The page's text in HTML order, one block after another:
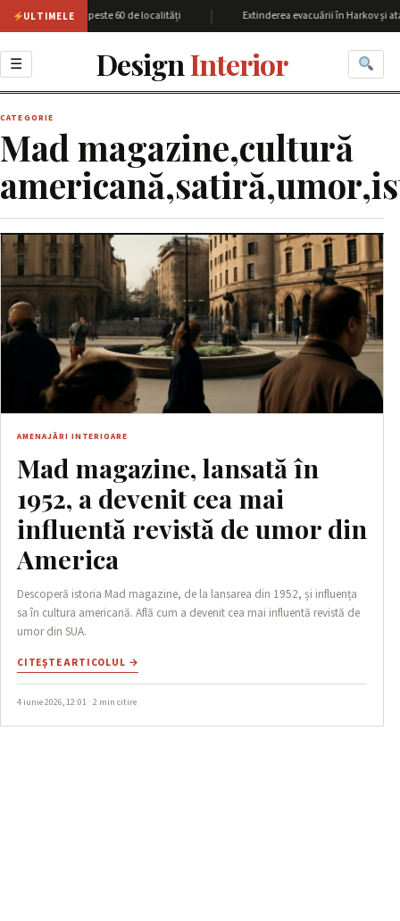
ULTIMELE
Harkov cu peste 60 de localități Extinderea evacuării în Harkov și
☰ DesignInterior
CATEGORIE
Mad magazine,cultură
AMENAJĂRI INTERIOARE
Mad magazine, lansată în
1952, a devenit cea mai
influentă revistă de umor din
America
Descoperă istoria Mad magazine, de la lansarea din 1952, și influența
sa în cultura americană. Află cum a devenit cea mai influentă revistă de
umor din SUA.
CITEŞTE ARTICOLUL →
4 iunie 2026, 12:01 · 2 min citire